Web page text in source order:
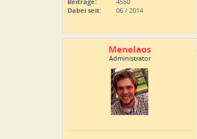
Dabei seit:
06 / 2014
Menelaos
Administrator